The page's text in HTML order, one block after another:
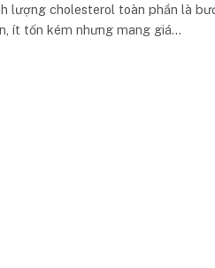
lượng cholesterol toàn phần là
ít tốn kém nhưng mang giá...